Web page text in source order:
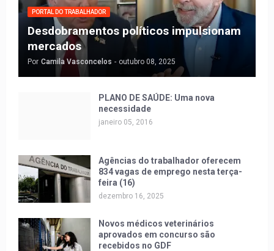
PORTAL DO TRABALHADOR
Desdobramentos políticos impulsionam
mercados
Por Camila Vasconcelos - outubro 08, 2025
PLANO DE SAÚDE: Uma nova
necessidade
janeiro 05, 2016
Agências do trabalhador oferecem
834 vagas de emprego nesta terça-
feira (16)
dezembro 16, 2025
Novos médicos veterinários
aprovados em concurso são
recebidos no GDF